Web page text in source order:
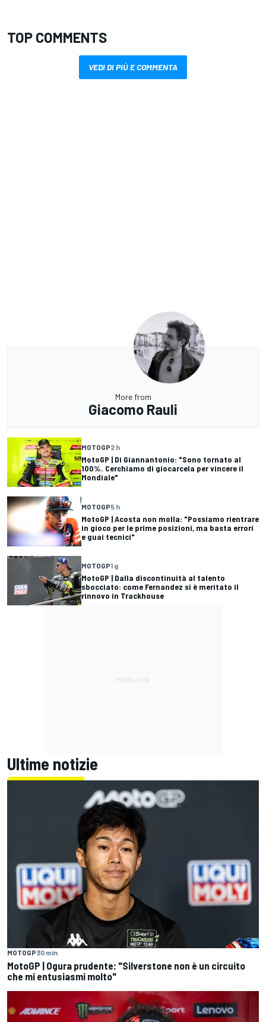
TOP COMMENTS
VEDI DI PIÙ E COMMENTA
More from
Giacomo Rauli
MOTOGP2 h
MotoGP | Di Giannantonio: "Sono tornato al
100%. Cerchiamo di giocarcela per vincere il
Mondiale"
MOTOGP5 h
MotoGP | Acosta non molla: "Possiamo rientrare
in gioco per le prime posizioni, ma basta errori
e guai tecnici"
MOTOGP1 g
MotoGP | Dalla discontinuità al talento
sbocciato: come Fernandez si è meritato il
rinnovo in Trackhouse
Ultime notizie
MOTOGP30 min
MotoGP | Ogura prudente: "Silverstone non è un circuito
che mi entusiasmi molto"